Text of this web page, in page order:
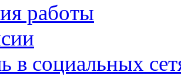
работы
в социальных